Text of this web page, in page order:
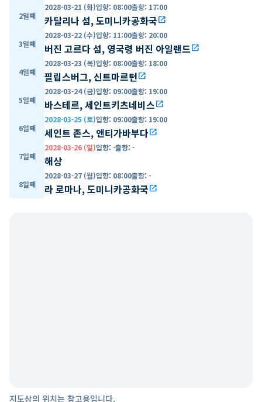
2일째
2028-03-21 (화)입항: 08:00출항: 17:00
카탈리나 섬, 도미니카공화국open_in_new
3일째
2028-03-22 (수)입항: 11:00출항: 20:00
버진 고르다 섬, 영국령 버진 아일랜드open_in_new
4일째
2028-03-23 (목)입항: 08:00출항: 18:00
필립스버그, 신트마르턴open_in_new
5일째
2028-03-24 (금)입항: 09:00출항: 19:00
바스테르, 세인트키츠네비스open_in_new
6일째
2028-03-25 (토)입항: 09:00출항: 19:00
세인트 존스, 앤티가바부다open_in_new
7일째
2028-03-26 (일)입항: -출항: -
해상
8일째
2028-03-27 (월)입항: 08:00출항: -
라 로마나, 도미니카공화국open_in_new
지도상의 위치는 참고용입니다.